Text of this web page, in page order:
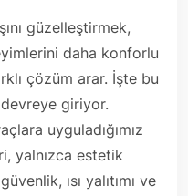
güzelleştirmek,
daha konforlu
çözüm arar. İşte bu
devreye giriyor.
uyguladığımız
yalnızca estetik
ısı yalıtımı ve